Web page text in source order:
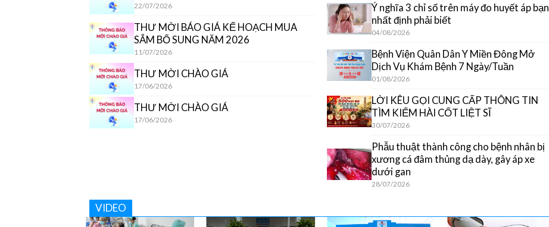
22/07/2026
THƯ MỜI BÁO GIÁ KẾ HOẠCH MUA
SẮM BỔ SUNG NĂM 2026
11/07/2026
THƯ MỜI CHÀO GIÁ
17/06/2026
THƯ MỜI CHÀO GIÁ
17/06/2026
Ý nghĩa 3 chỉ số trên máy đo huyết áp bạn
nhất định phải biết
04/08/2026
Bệnh Viện Quân Dân Y Miền Đông Mở
Dịch Vụ Khám Bệnh 7 Ngày/Tuần
01/08/2026
LỜI KÊU GỌI CUNG CẤP THÔNG TIN
TÌM KIẾM HÀI CỐT LIỆT SĨ
30/07/2026
Phẫu thuật thành công cho bệnh nhân bị
xương cá đâm thủng dạ dày, gây áp xe
dưới gan
28/07/2026
VIDEO